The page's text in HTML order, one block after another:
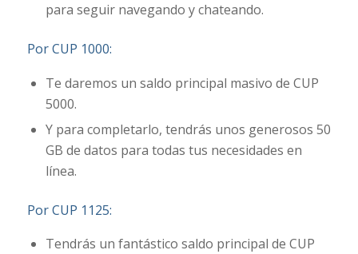
para seguir navegando y chateando.
Por CUP 1000:
Te daremos un saldo principal masivo de CUP
5000.
Y para completarlo, tendrás unos generosos 50
GB de datos para todas tus necesidades en
línea.
Por CUP 1125:
Tendrás un fantástico saldo principal de CUP